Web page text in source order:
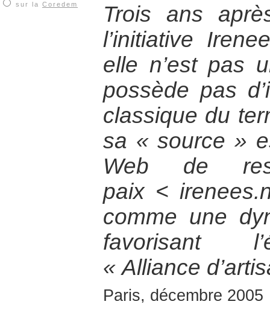
sur la Coredem
Trois ans
l’initiative
elle n’est pas
possède pas
classique du
sa « source »
Web de
paix <
comme une
favorisant
« Alliance
Paris, décembre 2005